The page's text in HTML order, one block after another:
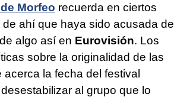
Morfeo recuerda en ciertos
de ahí que haya sido acusada de
algo así en Eurovisión. Los
sobre la originalidad de las
la fecha del festival
al grupo que lo